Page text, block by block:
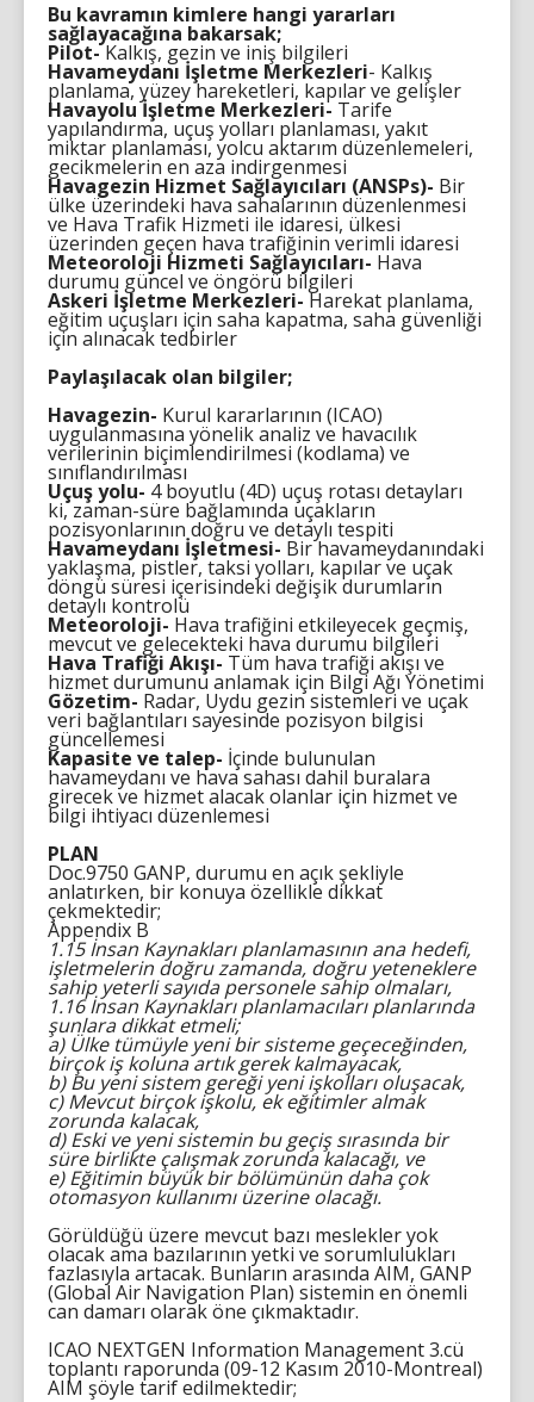
Bu kavramın kimlere hangi yararları
sağlayacağına bakarsak;
Pilot-Kalkış, gezin ve iniş bilgileri
Havameydanı İşletme Merkezleri- Kalkış
planlama, yüzey hareketleri, kapılar ve gelişler
Havayolu İşletme Merkezleri- Tarife
yapılandırma, uçuş yolları planlaması, yakıt
miktar planlaması, yolcu aktarım düzenlemeleri,
gecikmelerin en aza indirgenmesi
Havagezin Hizmet Sağlayıcıları (ANSPs)- Bir
ülke üzerindeki hava sahalarının düzenlenmesi
ve Hava Trafik Hizmeti ile idaresi, ülkesi
üzerinden geçen hava trafiğinin verimli idaresi
Meteoroloji Hizmeti Sağlayıcıları- Hava
durumu güncel ve öngörü bilgileri
Askeri İşletme Merkezleri- Harekat planlama,
eğitim uçuşları için saha kapatma, saha güvenliği
için alınacak tedbirler
Paylaşılacak olan bilgiler;
Havagezin- Kurul kararlarının (ICAO)
uygulanmasına yönelik analiz ve havacılık
verilerinin biçimlendirilmesi (kodlama) ve
sınıflandırılması
Uçuş yolu- 4 boyutlu (4D) uçuş rotası detayları
ki, zaman-süre bağlamında uçakların
pozisyonlarının doğru ve detaylı tespiti
Havameydanı İşletmesi- Bir havameydanındaki
yaklaşma, pistler, taksi yolları, kapılar ve uçak
döngü süresi içerisindeki değişik durumların
detaylı kontrolü
Meteoroloji- Hava trafiğini etkileyecek geçmiş,
mevcut ve gelecekteki hava durumu bilgileri
Hava Trafiği Akışı- Tüm hava trafiği akışı ve
hizmet durumunu anlamak için Bilgi Ağı Yönetimi
Gözetim- Radar, Uydu gezin sistemleri ve uçak
veri bağlantıları sayesinde pozisyon bilgisi
güncellemesi
Kapasite ve talep- İçinde bulunulan
havameydanı ve hava sahası dahil buralara
girecek ve hizmet alacak olanlar için hizmet ve
bilgi ihtiyacı düzenlemesi
PLAN
Doc.9750 GANP, durumu en açık şekliyle
anlatırken, bir konuya özellikle dikkat
çekmektedir;
Appendix B
1.15 İnsan Kaynakları planlamasının ana hedefi,
işletmelerin doğru zamanda, doğru yeteneklere
sahip yeterli sayıda personele sahip olmaları,
1.16 İnsan Kaynakları planlamacıları planlarında
şunlara dikkat etmeli;
a) Ülke tümüyle yeni bir sisteme geçeceğinden,
birçok iş koluna artık gerek kalmayacak,
b) Bu yeni sistem gereği yeni işkolları oluşacak,
c) Mevcut birçok işkolu, ek eğitimler almak
zorunda kalacak,
d) Eski ve yeni sistemin bu geçiş sırasında bir
süre birlikte çalışmak zorunda kalacağı, ve
e) Eğitimin büyük bir bölümünün daha çok
otomasyon kullanımı üzerine olacağı.
Görüldüğü üzere mevcut bazı meslekler yok
olacak ama bazılarının yetki ve sorumlulukları
fazlasıyla artacak. Bunların arasında AIM, GANP
(Global Air Navigation Plan) sistemin en önemli
can damarı olarak öne çıkmaktadır.
ICAO NEXTGEN Information Management 3.cü
toplantı raporunda (09-12 Kasım 2010-Montreal)
AIM şöyle tarif edilmektedir;